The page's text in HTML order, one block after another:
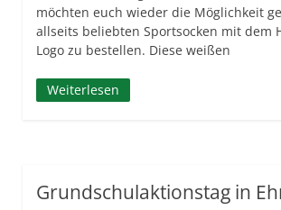
möchten euch wieder die Möglichkeit
allseits beliebten Sportsocken mit dem
Logo zu bestellen. Diese weißen
Weiterlesen
Grundschulaktionstag in